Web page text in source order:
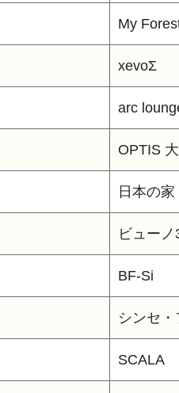
My
xevoΣ
arc
OPTIS
日本の家
ビューノ
BF-Si
シンセ・
SCALA